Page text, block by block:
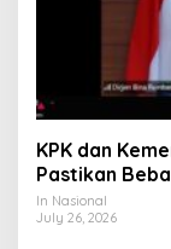
KPK dan
Pastikan
Ramah
In Nasional
July 26, 2026